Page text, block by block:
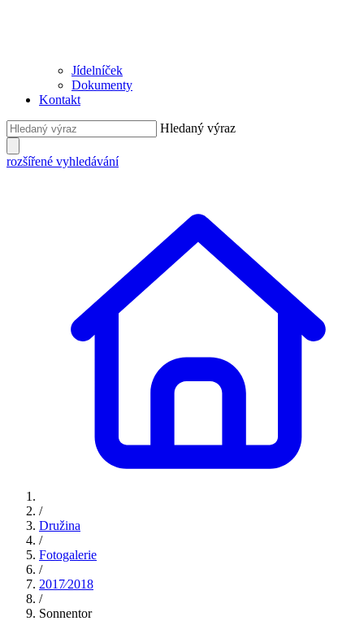
Jídelníček
Dokumenty
Kontakt
Hledaný výraz
rozšířené vyhledávání
/
Družina
/
Fotogalerie
/
2017⁄2018
/
Sonnentor